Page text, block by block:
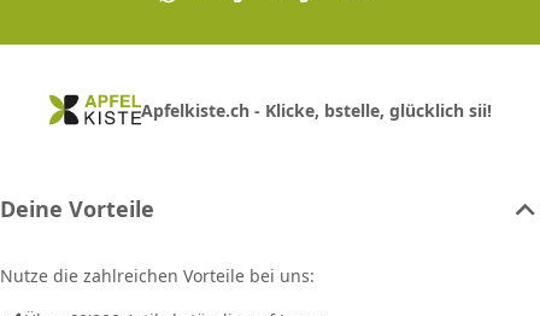
Apfelkiste.ch - Klicke, bstelle, glücklich sii!
Deine Vorteile
Nutze die zahlreichen Vorteile bei uns: